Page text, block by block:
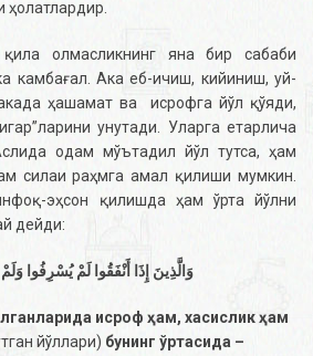
ҳолатлардир.
олмасликнинг яна бир сабаби
камбағал. Ака еб-ичиш, кийиниш, уй-
ҳашамат ва исрофга йўл қўяди,
унутади. Уларга етарлича
одам мўътадил йўл тутса, ҳам
силаи раҳмга амал қилиши мумкин.
эҳсон қилишда ҳам ўрта йўлни
дейди:
وَالَّذِينَ إِذَا أَنْفَقُوا لَمْ يُسْرِفُوا
исроф ҳам, хасислик ҳам
йўллари) бунинг ўртасида –